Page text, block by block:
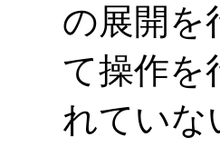
の展開を
て操作を
れていな